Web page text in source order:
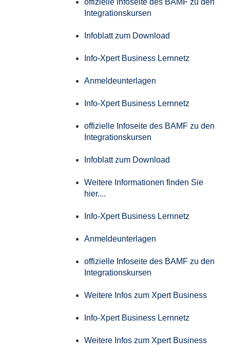
offizielle Infoseite des BAMF zu den
Integrationskursen
Infoblatt zum Download
Info-Xpert Business Lernnetz
Anmeldeunterlagen
Info-Xpert Business Lernnetz
offizielle Infoseite des BAMF zu den
Integrationskursen
Infoblatt zum Download
Weitere Informationen finden Sie
hier....
Info-Xpert Business Lernnetz
Anmeldeunterlagen
offizielle Infoseite des BAMF zu den
Integrationskursen
Weitere Infos zum Xpert Business
Info-Xpert Business Lernnetz
Weitere Infos zum Xpert Business